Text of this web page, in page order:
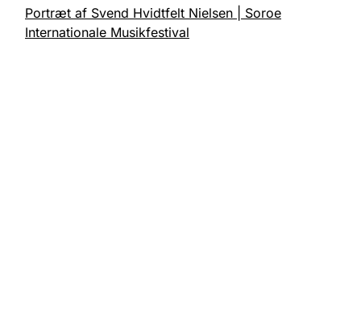
Portræt af Svend Hvidtfelt Nielsen | Soroe
Internationale Musikfestival